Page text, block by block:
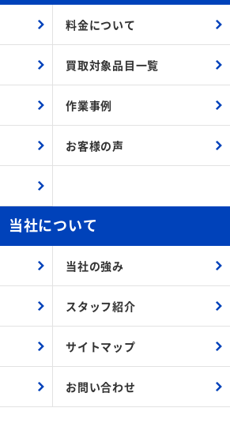
料金について
買取対象品目一覧
作業事例
お客様の声
当社について
当社の強み
スタッフ紹介
サイトマップ
お問い合わせ